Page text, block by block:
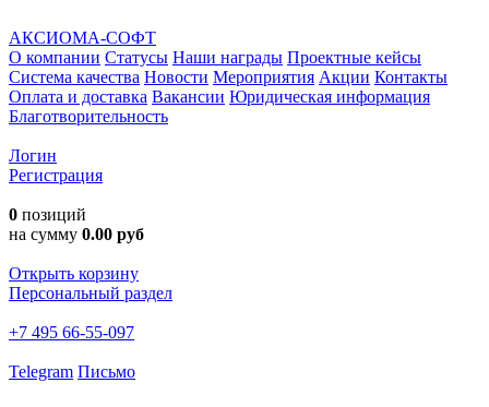
АКСИОМА-СОФТ
О компании Статусы Наши награды Проектные кейсы
Система качества Новости Мероприятия Акции Контакты
Оплата и доставка Вакансии Юридическая информация
Благотворительность
Логин
Регистрация
0 позиций
на сумму 0.00 руб
Открыть корзину
Персональный раздел
+7 495 66-55-097
Telegram Письмо